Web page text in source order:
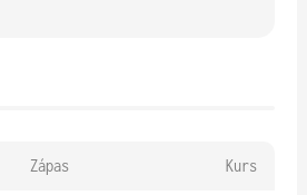
Zápas Kurs